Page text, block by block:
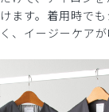
けます。着用時で
く、イージーケアが